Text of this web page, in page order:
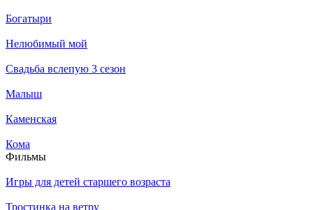
Богатыри
Нелюбимый мой
Свадьба вслепую 3 сезон
Малыш
Каменская
Кома
Филь­мы
Игры для детей старшего возраста
Тростинка на ветру